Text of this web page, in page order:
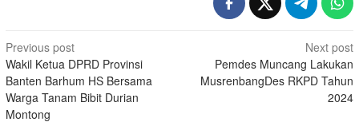
Post
navigation
Previous post
Wakil Ketua DPRD Provinsi
Banten Barhum HS Bersama
Warga Tanam Bibit Durian
Montong
Next post
Pemdes Muncang Lakukan
MusrenbangDes RKPD Tahun
2024